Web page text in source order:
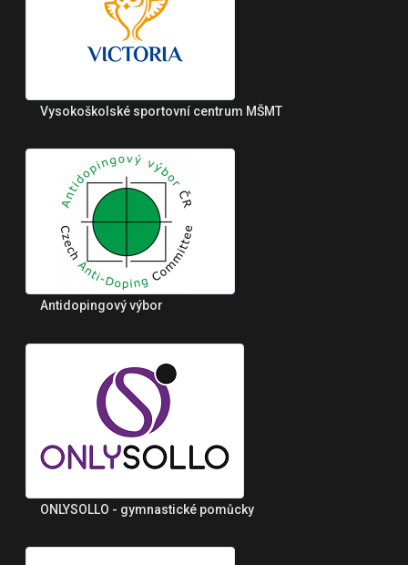
Vysokoškolské sportovní centrum MŠMT
Antidopingový výbor
ONLYSOLLO - gymnastické pomůcky